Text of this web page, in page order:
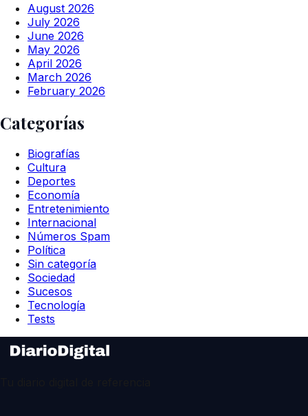
August 2026
July 2026
June 2026
May 2026
April 2026
March 2026
February 2026
Categorías
Biografías
Cultura
Deportes
Economía
Entretenimiento
Internacional
Números Spam
Política
Sin categoría
Sociedad
Sucesos
Tecnología
Tests